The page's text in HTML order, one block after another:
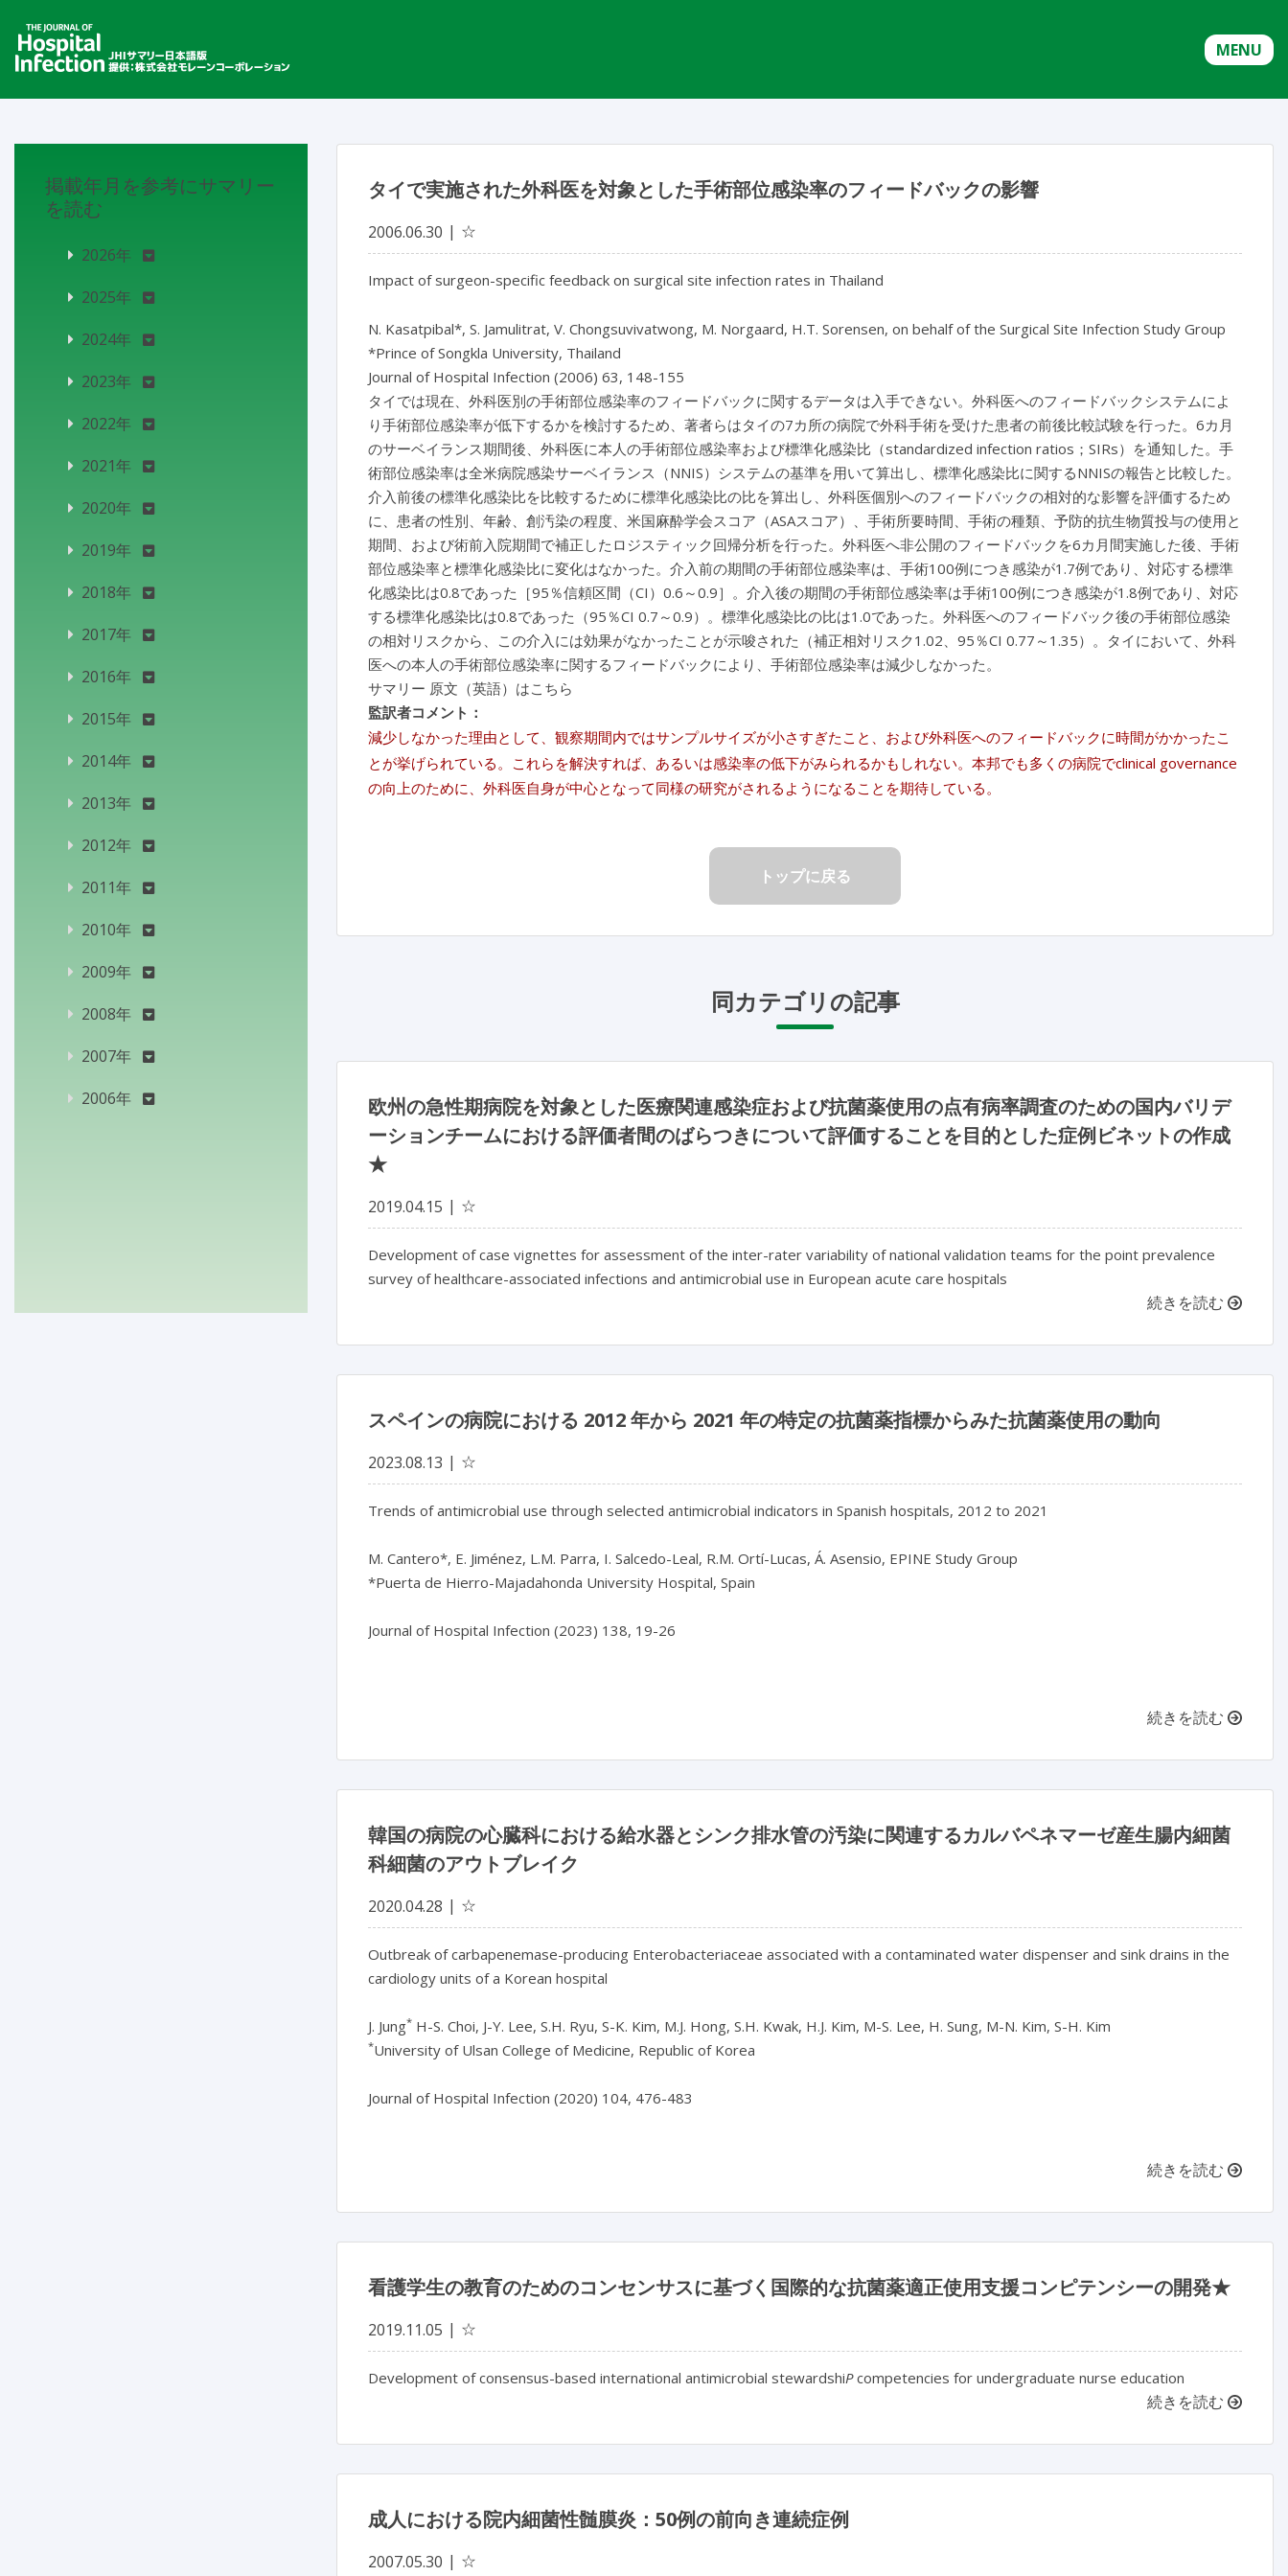
MENU
タイで実施された外科医を対象とした手術部位感染率のフィードバックの影響
2006.06.30 ☆
Impact of surgeon-specific feedback on surgical site infection rates in Thailand
N. Kasatpibal*, S. Jamulitrat, V. Chongsuvivatwong, M. Norgaard, H.T. Sorensen, on behalf of the Surgical Site Infection Study Group
*Prince of Songkla University, Thailand
Journal of Hospital Infection (2006) 63, 148-155
タイでは現在、外科医別の手術部位感染率のフィードバックに関するデータは入手できない。外科医へのフィードバックシステムによ
り手術部位感染率が低下するかを検討するため、著者らはタイの7カ所の病院で外科手術を受けた患者の前後比較試験を行った。6カ月
のサーベイランス期間後、外科医に本人の手術部位感染率および標準化感染比（standardized infection ratios；SIRs）を通知した。手
術部位感染率は全米病院感染サーベイランス（NNIS）システムの基準を用いて算出し、標準化感染比に関するNNISの報告と比較した。
介入前後の標準化感染比を比較するために標準化感染比の比を算出し、外科医個別へのフィードバックの相対的な影響を評価するため
に、患者の性別、年齢、創汚染の程度、米国麻酔学会スコア（ASAスコア）、手術所要時間、手術の種類、予防的抗生物質投与の使用と
期間、および術前入院期間で補正したロジスティック回帰分析を行った。外科医へ非公開のフィードバックを6カ月間実施した後、手術
部位感染率と標準化感染比に変化はなかった。介入前の期間の手術部位感染率は、手術100例につき感染が1.7例であり、対応する標準
化感染比は0.8であった［95％信頼区間（CI）0.6～0.9］。介入後の期間の手術部位感染率は手術100例につき感染が1.8例であり、対応
する標準化感染比は0.8であった（95％CI 0.7～0.9）。標準化感染比の比は1.0であった。外科医へのフィードバック後の手術部位感染
の相対リスクから、この介入には効果がなかったことが示唆された（補正相対リスク1.02、95％CI 0.77～1.35）。タイにおいて、外科
医への本人の手術部位感染率に関するフィードバックにより、手術部位感染率は減少しなかった。
サマリー 原文（英語）はこちら
監訳者コメント：
減少しなかった理由として、観察期間内ではサンプルサイズが小さすぎたこと、および外科医へのフィードバックに時間がかかったこ
とが挙げられている。これらを解決すれば、あるいは感染率の低下がみられるかもしれない。本邦でも多くの病院でclinical governance
の向上のために、外科医自身が中心となって同様の研究がされるようになることを期待している。
トップに戻る
同カテゴリの記事
欧州の急性期病院を対象とした医療関連感染症および抗菌薬使用の点有病率調査のための国内バリデ
ーションチームにおける評価者間のばらつきについて評価することを目的とした症例ビネットの作成
★
2019.04.15 ☆
Development of case vignettes for assessment of the inter-rater variability of national validation teams for the point prevalence
survey of healthcare-associated infections and antimicrobial use in European acute care hospitals
続きを読む
スペインの病院における 2012 年から 2021 年の特定の抗菌薬指標からみた抗菌薬使用の動向
2023.08.13 ☆
Trends of antimicrobial use through selected antimicrobial indicators in Spanish hospitals, 2012 to 2021
M. Cantero*, E. Jiménez, L.M. Parra, I. Salcedo-Leal, R.M. Ortí-Lucas, Á. Asensio, EPINE Study Group
*Puerta de Hierro-Majadahonda University Hospital, Spain
Journal of Hospital Infection (2023) 138, 19-26
続きを読む
韓国の病院の心臓科における給水器とシンク排水管の汚染に関連するカルバペネマーゼ産生腸内細菌
科細菌のアウトブレイク
2020.04.28 ☆
Outbreak of carbapenemase-producing Enterobacteriaceae associated with a contaminated water dispenser and sink drains in the
cardiology units of a Korean hospital
J. Jung* H-S. Choi, J-Y. Lee, S.H. Ryu, S-K. Kim, M.J. Hong, S.H. Kwak, H.J. Kim, M-S. Lee, H. Sung, M-N. Kim, S-H. Kim
*University of Ulsan College of Medicine, Republic of Korea
Journal of Hospital Infection (2020) 104, 476-483
続きを読む
看護学生の教育のためのコンセンサスに基づく国際的な抗菌薬適正使用支援コンピテンシーの開発★
2019.11.05 ☆
Development of consensus-based international antimicrobial stewardshiPcompetencies for undergraduate nurse education
続きを読む
成人における院内細菌性髄膜炎：50例の前向き連続症例
2007.05.30 ☆
掲載年月を参考にサマリー
を読む
2026年
2025年
2024年
2023年
2022年
2021年
2020年
2019年
2018年
2017年
2016年
2015年
2014年
2013年
2012年
2011年
2010年
2009年
2008年
2007年
2006年